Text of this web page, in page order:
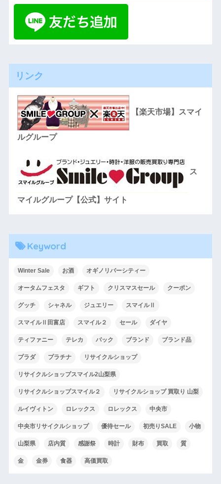
リンク
【楽天市場】スマイ
ルグループ
ス
マイルグループ【公式】サイト
Keyword
Winter Sale お酒 オギノリバーシティー
オータムフェスタ ギフト クリスマスセール クーポン
グッチ シャネル ジュエリー スマイルⅡ
スマイルⅡ田富店 スマイル２ セール ダイヤ
ティファニー テレカ バック ブランド ブランド品
プラダ プラチナ リサイクルショップ
リサイクルショップスマイル2山梨県
リサイクルショップスマイル２ リサイクルショップ 買取り 山梨
ルイヴィトン ロレックス ロレックス 中央市
中央市リサイクルショップ 優待セール 初売りSALE 小物
山梨県 店内質 感謝祭 時計 財布 買取 質
金 金券 食器 高価買取